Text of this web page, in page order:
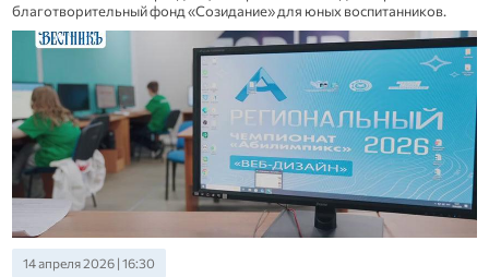
благотворительный фонд «Созидание» для юных воспитанников.
14 апреля 2026 | 16:30